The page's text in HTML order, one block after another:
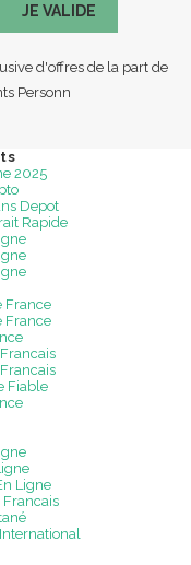
JE VALIDE
d'offres de la part de
Personn
2025
Depot
Rapide
France
France
Fiable
Ligne
Francais